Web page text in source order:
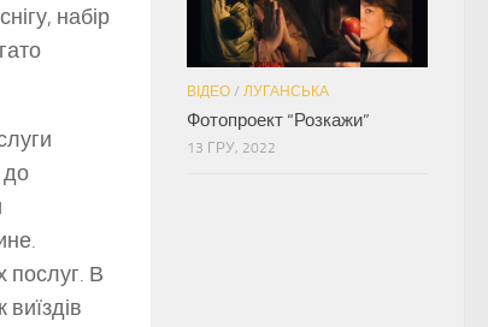
набір
до
послуг. В
ВІДЕО / ЛУГАНСЬКА
Фотопроект “Розкажи”
13 ГРУ, 2022